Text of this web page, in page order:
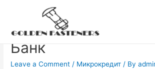
contentОтзывы о банке
Банк
Leave a Comment / Микрокредит / By